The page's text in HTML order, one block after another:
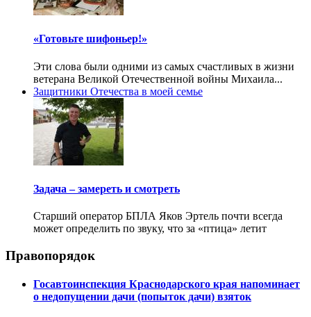
«Готовьте шифоньер!»
Эти слова были одними из самых счастливых в жизни
ветерана Великой Отечественной войны Михаила...
Защитники Отечества в моей семье
Задача – замереть и смотреть
Старший оператор БПЛА Яков Эртель почти всегда
может определить по звуку, что за «птица» летит
Правопорядок
Госавтоинспекция Краснодарского края напоминает
о недопущении дачи (попыток дачи) взяток